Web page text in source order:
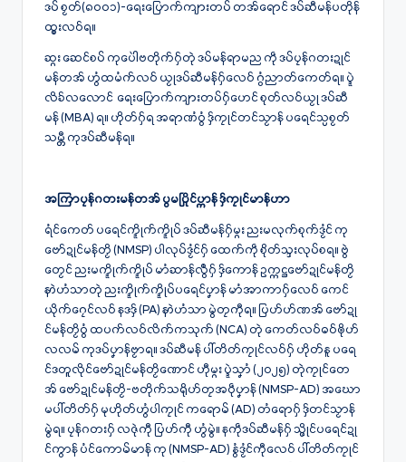
ဒပ် စၟတ်(၈၀၀၁)-ရေးပြောက်ကျားတပ် တအ်ရောင် ဒပ်ဆီမန်ပတိုန်
ထ္ၜးလဝ်ရ။
ဆ္ဂး ဆေင်စပ် ကုပေါဲဗတိုက်ဂှ်တုဲ ဒပ်မန်ရာမည ကဵု ဒပ်ပၠန်ဂတးဍုၚ်
မန်တအ် ဟွံထမံက်လဝ် ယၟုဒပ်ဆီမန်ဂှ်လေဝ် ဂွံညာတ်ကေတ်ရ။ ပ္ဍဲ
လိခ်လလောင် ရေးပြောက်ကျားတပ်ဂှ်ဟေင် စုတ်လဝ်ယၟု ဒပ်ဆီ
မန် (MBA) ရ။ ဟိုတ်ဂှ်ရ အရာဏံဝွံ ဒှ်ကၠုင်တင်သၟာန် ပရေင်သ္ပစၟတ်
သမ္တီ ကုဒပ်ဆီမန်ရ။
အကြာပၠန်ဂတးမန်တအ် ပွမပြိုၚ်ပ္ကာန် ဒှ်‌ကၠုၚ်မာန်ဟာ
ရံင်ကေတ် ပရေင်က္ဍိုက်က္ဍိုပ် ဒပ်ဆီမန်ဂှ်မ္ဂး ညးမလုက်စုက်ဒၟံၚ် ကု
ဗော်ဍုင်မန်တၟိ (NMSP) ပါလုပ်ဒၟံင်ဂှ် ထေက်ကဵု စိုတ်သ္ဒးလုပ်စရ။ ဗွဲ
တၟေင် ညးမက္ဍိုက်က္ဍိုပ် မာံဆာန်လွဳဂှ် ဒှ်ကောန် ဥက္ကဋ္ဌဗော်ဍုင်မန်တၟိ
နာဲဟံသာတုဲ ညးက္ဍိုက်က္ဍိုပ်ပရေင်ပၞာန် မာံအာကာဂှ်လေဝ် ကေင်
ယိုက်ဂၠေင်လဝ် နဒဒှ် (PA) နာဲဟံသာ မွဲတၠကီုရ။ ပြဟ်ဟ်ဏအ် ဗော်ဍု
င်မန်တၟိဝွံ ထပက်လဝ်လိက်ကသုက် (NCA) တုဲ ကေတ်လဝ်ဓဝ်ၜိုဟ်
လလမ် ကုဒပ်ပၞာန်ဗၟာရ။ ဒပ်ဆီမန် ပါ်တိတ်ကၠုင်လဝ်ဂှ် ဟိုတ်နူ ပရေ
င်ဒတူလိုင်ဗော်ဍုင်မန်တၟိဏောင် ဟီုမ္ဂး ပ္ဍဲသၞာံ (၂၀၂၅) တုဲကၠုင်တေ
အ် ဗော်ဍုင်မန်တၟိ-ဗတိုက်သရိုဟ်တၠအဝဵုပၞာန် (NMSP-AD) အဃော
မပါ်တိတ်ဂှ် မုဟိုတ်ဟွံပါကၠုင် ကရောမ် (AD) တံရောဂှ် ဒှ်တင်သၟာန်
မွဲရ။ ပၠန်ဂတးဂှ် လဇုဲကီု ပြဟ်ကီု ဟွံမွဲ။ နကဵုဒပ်ဆီမန်ဂှ် သ္ဇိုင်ပရေင်ဍု
င်ကွာန် ပံင်ကောမ်မာန် ကု (NMSP-AD) နွံဒၟံင်ကီုလေဝ် ပါ်တိတ်ကၠုင်